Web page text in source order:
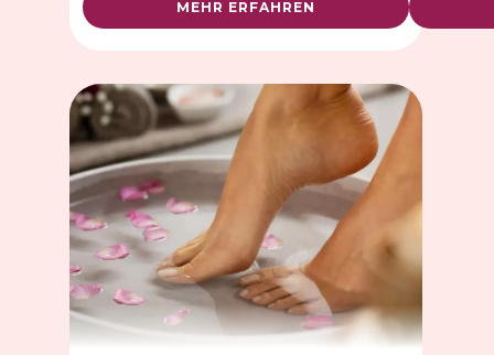
MEHR ERFAHREN